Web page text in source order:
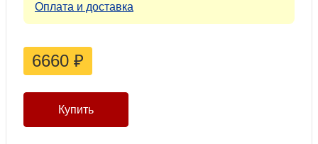
Оплата и доставка
6660 ₽